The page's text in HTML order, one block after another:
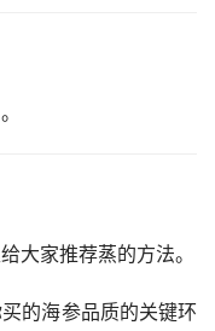
大家推荐蒸的方法。
的海参品质的关键环